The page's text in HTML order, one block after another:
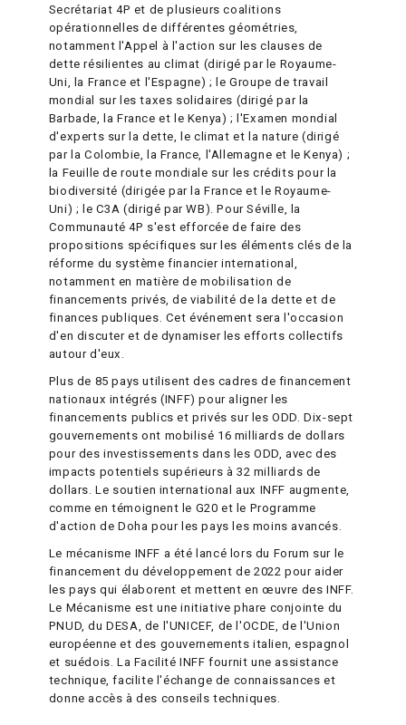
Secrétariat 4P et de plusieurs coalitions
opérationnelles de différentes géométries,
notamment l'Appel à l'action sur les clauses de
dette résilientes au climat (dirigé par le Royaume-
Uni, la France et l'Espagne) ; le Groupe de travail
mondial sur les taxes solidaires (dirigé par la
Barbade, la France et le Kenya) ; l'Examen mondial
d'experts sur la dette, le climat et la nature (dirigé
par la Colombie, la France, l'Allemagne et le Kenya) ;
la Feuille de route mondiale sur les crédits pour la
biodiversité (dirigée par la France et le Royaume-
Uni) ; le C3A (dirigé par WB). Pour Séville, la
Communauté 4P s'est efforcée de faire des
propositions spécifiques sur les éléments clés de la
réforme du système financier international,
notamment en matière de mobilisation de
financements privés, de viabilité de la dette et de
finances publiques. Cet événement sera l'occasion
d'en discuter et de dynamiser les efforts collectifs
autour d'eux.
Plus de 85 pays utilisent des cadres de financement
nationaux intégrés (INFF) pour aligner les
financements publics et privés sur les ODD. Dix-sept
gouvernements ont mobilisé 16 milliards de dollars
pour des investissements dans les ODD, avec des
impacts potentiels supérieurs à 32 milliards de
dollars. Le soutien international aux INFF augmente,
comme en témoignent le G20 et le Programme
d'action de Doha pour les pays les moins avancés.
Le mécanisme INFF a été lancé lors du Forum sur le
financement du développement de 2022 pour aider
les pays qui élaborent et mettent en œuvre des INFF.
Le Mécanisme est une initiative phare conjointe du
PNUD, du DESA, de l'UNICEF, de l'OCDE, de l'Union
européenne et des gouvernements italien, espagnol
et suédois. La Facilité INFF fournit une assistance
technique, facilite l'échange de connaissances et
donne accès à des conseils techniques.